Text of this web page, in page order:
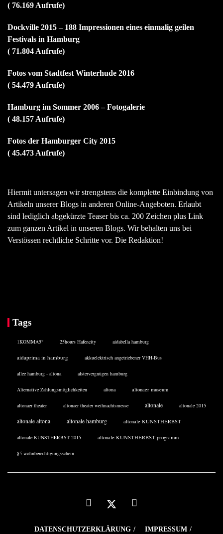
( 76.169 Aufrufe)
Dockville 2015 – 188 Impressionen eines einmalig geilen
Festivals in Hamburg
( 71.804 Aufrufe)
Fotos vom Stadtfest Winterhude 2016
( 54.479 Aufrufe)
Hamburg im Sommer 2006 – Fotogalerie
( 48.157 Aufrufe)
Fotos der Hamburger City 2015
( 45.473 Aufrufe)
Hiermit untersagen wir strengstens die komplette Einbindung von
Artikeln unserer Blogs in anderen Online-Angeboten. Erlaubt
sind lediglich abgekürzte Teaser bis ca. 200 Zeichen plus Link
zum ganzen Artikel in unseren Blogs. Wir behalten uns bei
Verstössen rechtliche Schritte vor. Die Redaktion!
Tags
1KOMMA5° 25hours Hafencity aidabella hamburg
aidaprima in hamburg akkuelektrisch angetriebener VHH-Bus
allee hamburg - altona alstervergnügen hamburg
Alternative Zahlungsmöglichkeiten altona altonaer museum
altonaer theater altonaer theater weihnachtsmesse altonale altonale 2015
altonale altona altonale hamburg altonale KUNSTHERBST
altonale KUNSTHERBST 2015 altonale KUNSTHERBST programm
§5 wohnberechtigungsschein
DATENSCHUTZERKLÄRUNG IMPRESSUM